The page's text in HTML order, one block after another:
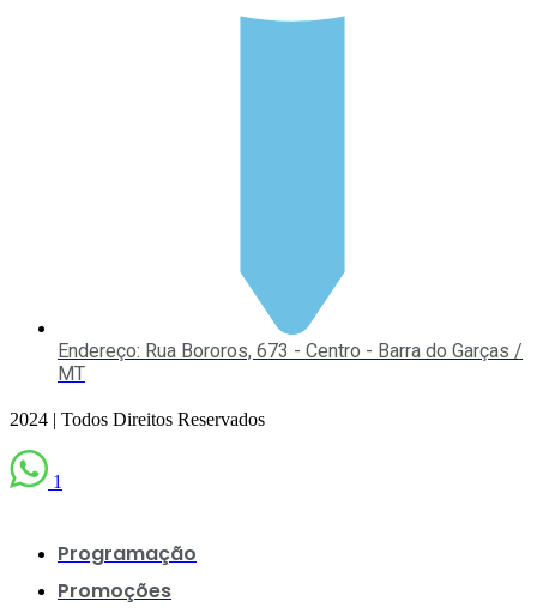
Endereço: Rua Bororos, 673 - Centro - Barra do Garças /
MT
2024 | Todos Direitos Reservados
1
Programação
Promoções